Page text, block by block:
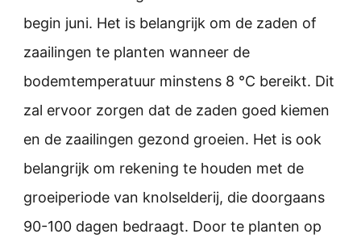
begin juni. Het is belangrijk om de zaden of
zaailingen te planten wanneer de
bodemtemperatuur minstens 8 °C bereikt. Dit
zal ervoor zorgen dat de zaden goed kiemen
en de zaailingen gezond groeien. Het is ook
belangrijk om rekening te houden met de
groeiperiode van knolselderij, die doorgaans
90-100 dagen bedraagt. Door te planten op